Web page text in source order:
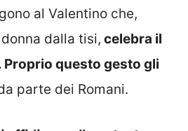
al Valentino che,
dalla tisi, celebra il
questo gesto gli
parte dei Romani.